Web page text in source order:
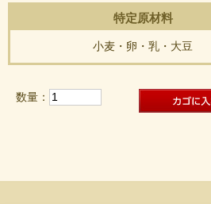
特定原材料
小麦・卵・乳・大豆
数量：